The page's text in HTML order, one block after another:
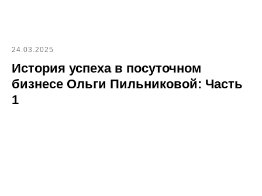
24.03.2025
История успеха в посуточном
бизнесе Ольги Пильниковой: Часть
1